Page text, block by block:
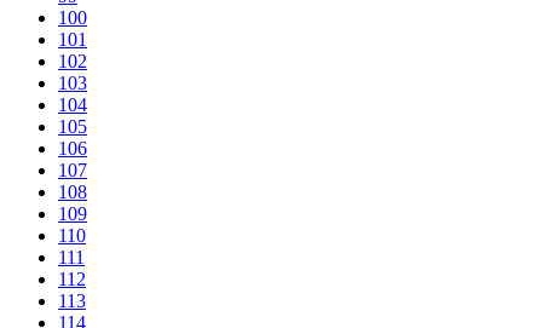
100
101
102
103
104
105
106
107
108
109
110
111
112
113
114